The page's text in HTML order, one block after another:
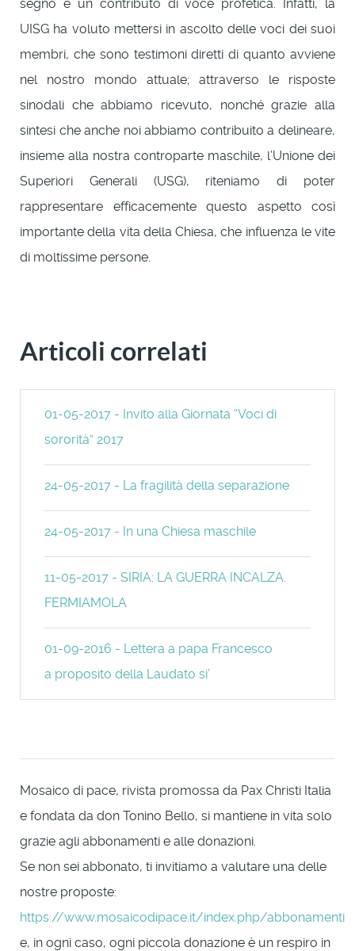
segno e un contributo di voce profetica. Infatti, la
UISG ha voluto mettersi in ascolto delle voci dei suoi
membri, che sono testimoni diretti di quanto avviene
nel nostro mondo attuale; attraverso le risposte
sinodali che abbiamo ricevuto, nonché grazie alla
sintesi che anche noi abbiamo contribuito a delineare,
insieme alla nostra controparte maschile, l’Unione dei
Superiori Generali (USG), riteniamo di poter
rappresentare efficacemente questo aspetto così
importante della vita della Chiesa, che influenza le vite
di moltissime persone.
Articoli correlati
01-05-2017 - Invito alla Giornata “Voci di
sororità” 2017
24-05-2017 - La fragilità della separazione
24-05-2017 - In una Chiesa maschile
11-05-2017 - SIRIA: LA GUERRA INCALZA.
FERMIAMOLA
01-09-2016 - Lettera a papa Francesco
a proposito della Laudato si’
Mosaico di pace, rivista promossa da Pax Christi Italia
e fondata da don Tonino Bello, si mantiene in vita solo
grazie agli abbonamenti e alle donazioni.
Se non sei abbonato, ti invitiamo a valutare una delle
nostre proposte:
https://www.mosaicodipace.it/index.php/abbonamenti
e, in ogni caso, ogni piccola donazione è un respiro in